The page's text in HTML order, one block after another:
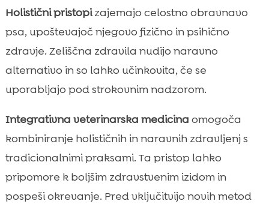
Holistični pristopizajemajo celostno obravnavo
psa, upoštevajoč njegovo fizično in psihično
zdravje. Zeliščna zdravila nudijo naravno
alternativo in so lahko učinkovita, če se
uporabljajo pod strokovnim nadzorom.
Integrativna veterinarska medicina omogoča
kombiniranje holističnih in naravnih zdravljenj s
tradicionalnimi praksami. Ta pristop lahko
pripomore k boljšim zdravstvenim izidom in
pospeši okrevanje. Pred vključitvijo novih metod